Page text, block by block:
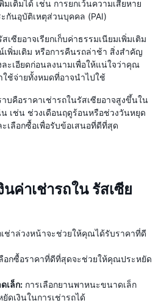
เติมได้ เช่น การยกเว้นความเสียหาย
กันอุบัติเหตุส่วนบุคคล (PAI)
ซียอาจเรียกเก็บค่าธรรมเนียมเพิ่มเติม
พิ่มเติม หรือการคืนรถล่าช้า สิ่งสำคัญ
ะเอียดก่อนลงนามเพื่อให้แน่ใจว่าคุณ
ใช้จ่ายทั้งหมดที่อาจนำไปใช้
บคือราคาเช่ารถในรัสเซียอาจสูงขึ้นใน
เช่น ช่วงเดือนฤดูร้อนหรือช่วงวันหยุด
เลือกซื้อเพื่อรับข้อเสนอที่ดีที่สุด
ค่าเช่ารถใน รัสเซีย
เช่าล่วงหน้าจะช่วยให้คุณได้รับราคาที่ดี
อกซื้อราคาที่ดีที่สุดจะช่วยให้คุณประหยัด
เล็ก: การเลือกยานพาหนะขนาดเล็ก
ดเงินในการเช่ารถได้